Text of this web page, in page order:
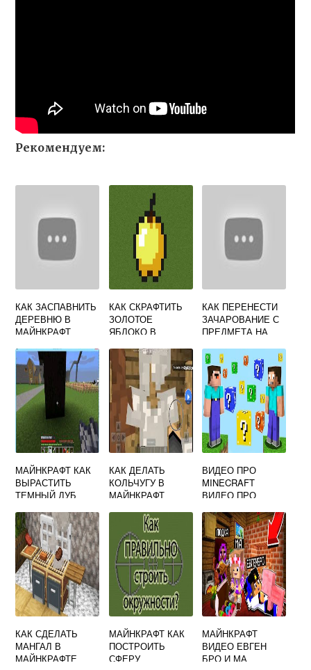
Рекомендуем:
КАК ЗАСПАВНИТЬ
ДЕРЕВНЮ В
МАЙНКРАФТ
КАК СКРАФТИТЬ
ЗОЛОТОЕ
ЯБЛОКО В
КАК ПЕРЕНЕСТИ
ЗАЧАРОВАНИЕ С
ПРЕДМЕТА НА
МАЙНКРАФТ
МАЙНКРАФТ КАК
ВЫРАСТИТЬ
ТЕМНЫЙ ДУБ
КАК ДЕЛАТЬ
КОЛЬЧУГУ В
МАЙНКРАФТ
ВИДЕО ПРО
MINECRAFT
ВИДЕО ПРО
КАК СДЕЛАТЬ
МАНГАЛ В
МАЙНКРАФТЕ
МАЙНКРАФТ КАК
ПОСТРОИТЬ
СФЕРУ
МАЙНКРАФТ
ВИДЕО ЕВГЕН
БРО И МА